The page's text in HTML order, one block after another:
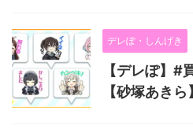
デレぽ・しんげき
【デレぽ】#
【砂塚あきら】